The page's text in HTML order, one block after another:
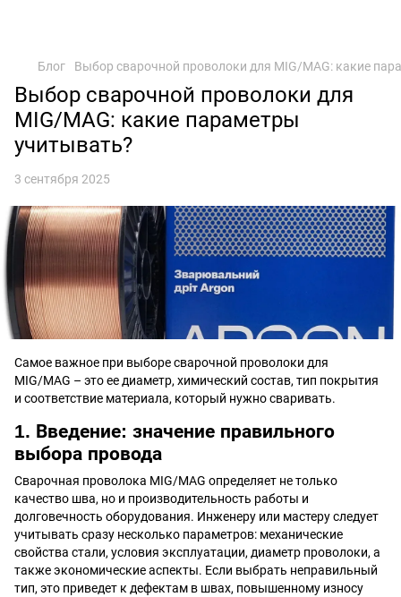
Блог Выбор сварочной проволоки для MIG/MAG: какие
Выбор сварочной проволоки для
MIG/MAG: какие параметры
учитывать?
3 сентября 2025
Самое важное при выборе сварочной проволоки для
MIG/MAG – это ее диаметр, химический состав, тип покрытия
и соответствие материала, который нужно сваривать.
1. Введение: значение правильного
выбора провода
Сварочная проволока MIG/MAG определяет не только
качество шва, но и производительность работы и
долговечность оборудования. Инженеру или мастеру следует
учитывать сразу несколько параметров: механические
свойства стали, условия эксплуатации, диаметр проволоки, а
также экономические аспекты. Если выбрать неправильный
тип, это приведет к дефектам в швах, повышенному износу